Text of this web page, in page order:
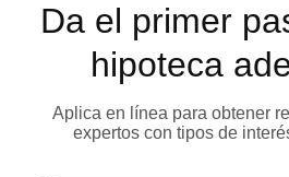
Da el primer
hipoteca
Aplica en línea para obtener
expertos con tipos de